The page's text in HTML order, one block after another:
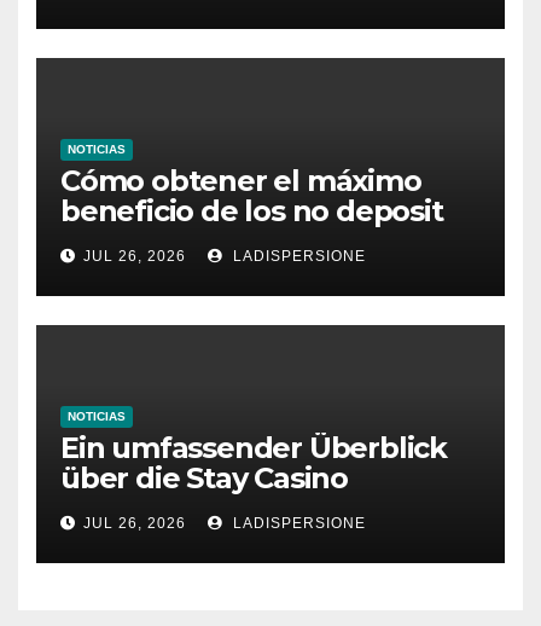
NOTICIAS
Cómo obtener el máximo
beneficio de los no deposit
bonus codes de roby casino
JUL 26, 2026 LADISPERSIONE
NOTICIAS
Ein umfassender Überblick
über die Stay Casino
Bonusbedingungen
JUL 26, 2026 LADISPERSIONE